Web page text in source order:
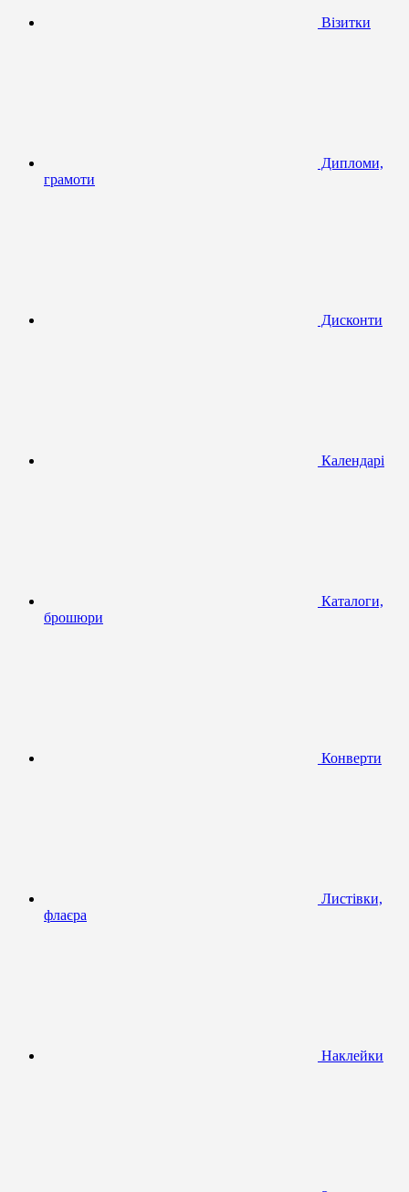
Візитки
Дипломи,
грамоти
Дисконти
Календарі
Каталоги,
брошюри
Конверти
Листівки,
флаєра
Наклейки